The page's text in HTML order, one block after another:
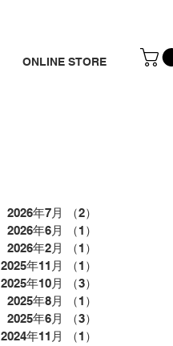
ONLINE STORE
2026年7月 （2）
2026年6月
（1）
2026年2月
（1）
2025年11月
（1）
2025年10月
（3）
2025年8月
（1）
2025年6月
（3）
2024年11月
（1）